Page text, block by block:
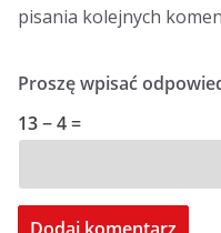
pisania kolejnych
Proszę wpisać
13 − 4 =